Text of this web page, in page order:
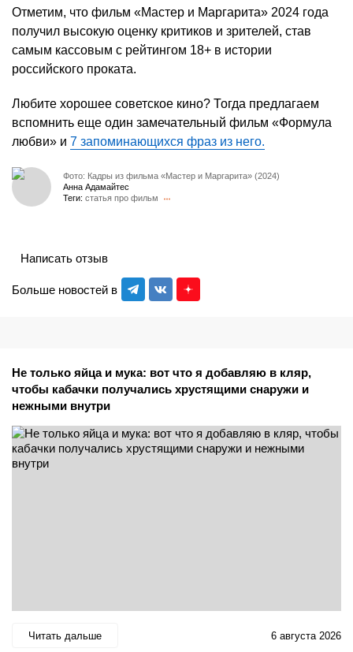
Отметим, что фильм «Мастер и Маргарита» 2024 года
получил высокую оценку критиков и зрителей, став
самым кассовым с рейтингом 18+ в истории
российского проката.
Любите хорошее советское кино? Тогда предлагаем
вспомнить еще один замечательный фильм «Формула
любви» и 7 запоминающихся фраз из него.
Фото: Кадры из фильма «Мастер и Маргарита» (2024)
Анна Адамайтес
Теги: статья про фильм
Больше новостей в
Написать отзыв
Не только яйца и мука: вот что я добавляю в кляр,
чтобы кабачки получались хрустящими снаружи и
нежными внутри
Читать дальше 6 августа 2026